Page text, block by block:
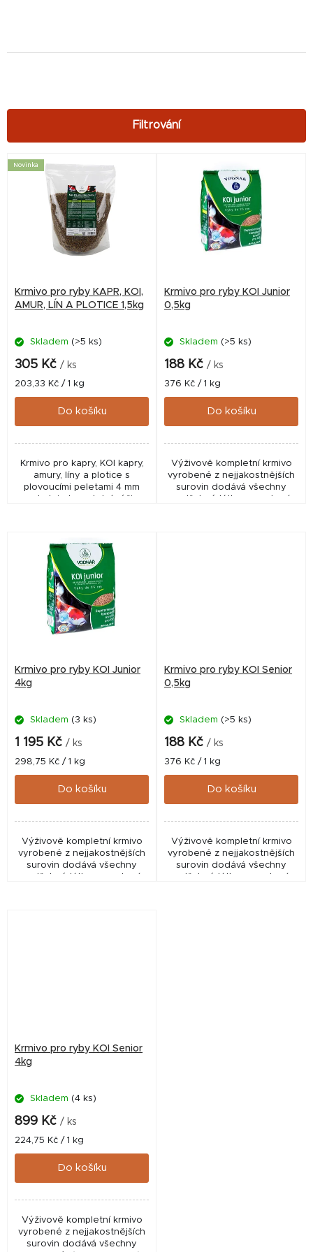
V
o
Novinka
Krmivo pro ryby KAPR, KOI,
AMUR, LÍN A PLOTICE 1,5kg
Skladem (>5 ks)
305 Kč / ks
Měrná
cena:
203,33 Kč / 1 kg
Do košíku
Krmivo pro kapry, KOI kapry,
amury, líny a plotice s
plovoucími peletami 4 mm
poskytuje kompletní výživu
Krmivo pro ryby KOI Junior
0,5kg
Skladem (>5 ks)
188 Kč / ks
Měrná
cena:
376 Kč / 1 kg
Do košíku
Výživově kompletní krmivo
vyrobené z nejjakostnějších
surovin dodává všechny
potřebné látky pro zdraví
Krmivo pro ryby KOI Junior
4kg
Skladem (3 ks)
1 195 Kč / ks
Měrná
cena:
298,75 Kč / 1 kg
Do košíku
Výživově kompletní krmivo
vyrobené z nejjakostnějších
surovin dodává všechny
Krmivo pro ryby KOI Senior
0,5kg
Skladem (>5 ks)
188 Kč / ks
Měrná
cena:
376 Kč / 1 kg
Do košíku
Výživově kompletní krmivo
vyrobené z nejjakostnějších
surovin dodává všechny
Krmivo pro ryby KOI Senior
4kg
Skladem (4 ks)
899 Kč / ks
Měrná
cena:
224,75 Kč / 1 kg
Do košíku
Výživově kompletní krmivo
vyrobené z nejjakostnějších
surovin dodává všechny